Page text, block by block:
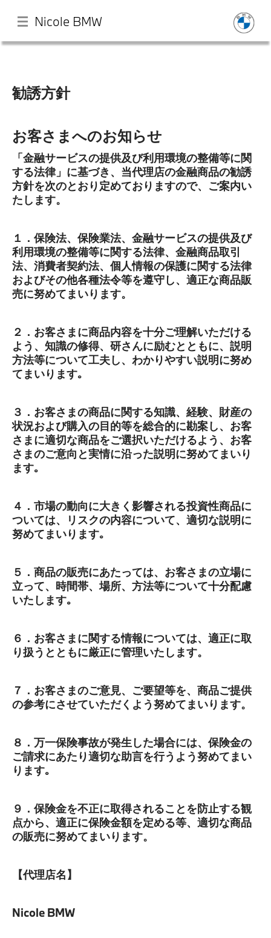
7月即納車
店舗
モデル一覧
試乗・見積
Service
Nicole BMW
勧誘方針
お客さまへのお知らせ
「金融サービスの提供及び利用環境の整備等に関
する法律」に基づき、当代理店の金融商品の勧誘
方針を次のとおり定めておりますので、ご案内い
たします。
１．保険法、保険業法、金融サービスの提供及び
利用環境の整備等に関する法律、金融商品取引
法、消費者契約法、個人情報の保護に関する法律
およびその他各種法令等を遵守し、適正な商品販
売に努めてまいります。
２．お客さまに商品内容を十分ご理解いただける
よう、知識の修得、研さんに励むとともに、説明
方法等について工夫し、わかりやすい説明に努め
てまいります｡
３．お客さまの商品に関する知識、経験、財産の
状況および購入の目的等を総合的に勘案し、お客
さまに適切な商品をご選択いただけるよう、お客
さまのご意向と実情に沿った説明に努めてまいり
ます｡
４．市場の動向に大きく影響される投資性商品に
ついては、リスクの内容について、適切な説明に
努めてまいります｡
５．商品の販売にあたっては、お客さまの立場に
立って、時間帯、場所、方法等について十分配慮
いたします｡
６．お客さまに関する情報については、適正に取
り扱うとともに厳正に管理いたします。
７．お客さまのご意見、ご要望等を、商品ご提供
の参考にさせていただくよう努めてまいります。
８．万一保険事故が発生した場合には、保険金の
ご請求にあたり適切な助言を行うよう努めてまい
ります｡
９．保険金を不正に取得されることを防止する観
点から、適正に保険金額を定める等、適切な商品
の販売に努めてまいります。
【代理店名】
Nicole BMW